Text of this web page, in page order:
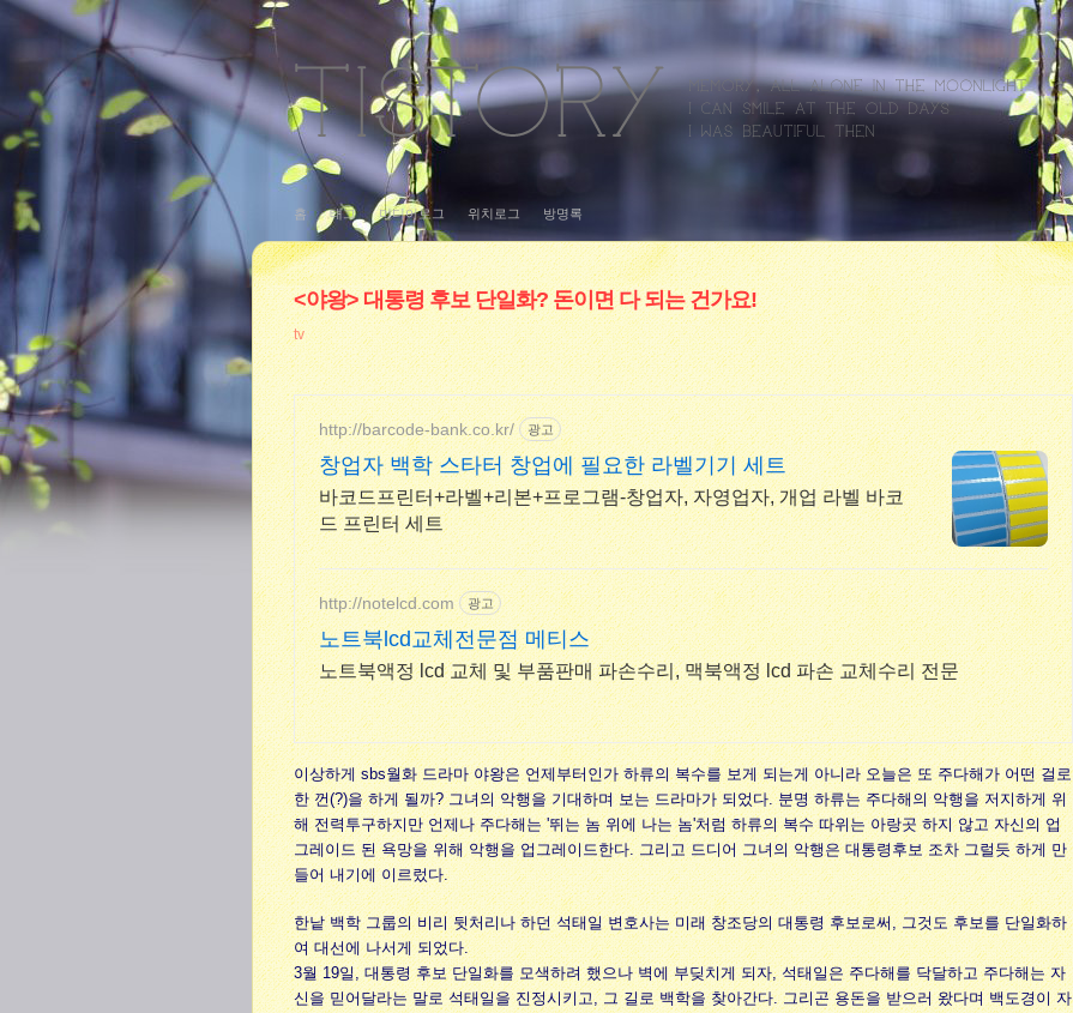
홈 태그 미디어로그 위치로그 방명록
<야왕> 대통령 후보 단일화? 돈이면 다 되는 건가요!
tv
http://barcode-bank.co.kr/ 광고
창업자 백학 스타터 창업에 필요한 라벨기기 세트
바코드프린터+라벨+리본+프로그램-창업자, 자영업자, 개업 라벨 바코
드 프린터 세트
http://notelcd.com 광고
노트북lcd교체전문점 메티스
노트북액정 lcd 교체 및 부품판매 파손수리, 맥북액정 lcd 파손 교체수리 전문
이상하게 sbs월화 드라마 야왕은 언제부터인가 하류의 복수를 보게 되는게 아니라 오늘은 또 주다해가 어떤 걸로
한 껀(?)을 하게 될까? 그녀의 악행을 기대하며 보는 드라마가 되었다. 분명 하류는 주다해의 악행을 저지하게 위
해 전력투구하지만 언제나 주다해는 '뛰는 놈 위에 나는 놈'처럼 하류의 복수 따위는 아랑곳 하지 않고 자신의 업
그레이드 된 욕망을 위해 악행을 업그레이드한다. 그리고 드디어 그녀의 악행은 대통령후보 조차 그럴듯 하게 만
들어 내기에 이르렀다.
한낱 백학 그룹의 비리 뒷처리나 하던 석태일 변호사는 미래 창조당의 대통령 후보로써, 그것도 후보를 단일화하
여 대선에 나서게 되었다.
3월 19일, 대통령 후보 단일화를 모색하려 했으나 벽에 부딪치게 되자, 석태일은 주다해를 닥달하고 주다해는 자
신을 믿어달라는 말로 석태일을 진정시키고, 그 길로 백학을 찾아간다. 그리곤 용돈을 받으러 왔다며 백도경이 자